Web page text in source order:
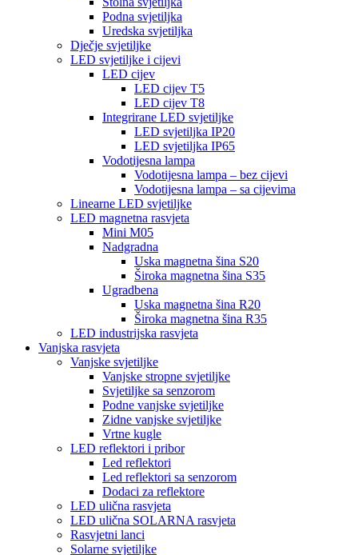
Podna svjetiljka
Uredska svjetiljka
Dječje svjetiljke
LED svjetiljke i cijevi
LED cijev
LED cijev T5
LED cijev T8
Integrirane LED svjetiljke
LED svjetiljka IP20
LED svjetiljka IP65
Vodotijesna lampa
Vodotijesna lampa – bez cijevi
Vodotijesna lampa – sa cijevima
Linearne LED svjetiljke
LED magnetna rasvjeta
Mini M05
Nadgradna
Uska magnetna šina S20
Široka magnetna šina S35
Ugradbena
Uska magnetna šina R20
Široka magnetna šina R35
LED industrijska rasvjeta
Vanjska rasvjeta
Vanjske svjetiljke
Vanjske stropne svjetiljke
Svjetiljke sa senzorom
Podne vanjske svjetiljke
Zidne vanjske svjetiljke
Vrtne kugle
LED reflektori i pribor
Led reflektori
Led reflektori sa senzorom
Dodaci za reflektore
LED ulična rasvjeta
LED ulična SOLARNA rasvjeta
Rasvjetni lanci
Solarne svjetiljke